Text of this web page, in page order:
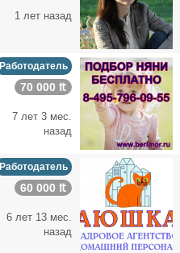
1 лет назад
Работодатель
70 000 ₶
7 лет 3 мес.
назад
Работодатель
60 000 ₶
6 лет 13 мес.
назад